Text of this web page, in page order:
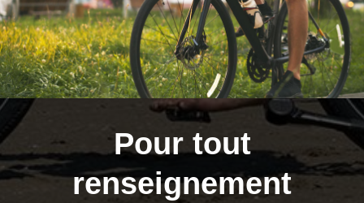
Pour tout
renseignement